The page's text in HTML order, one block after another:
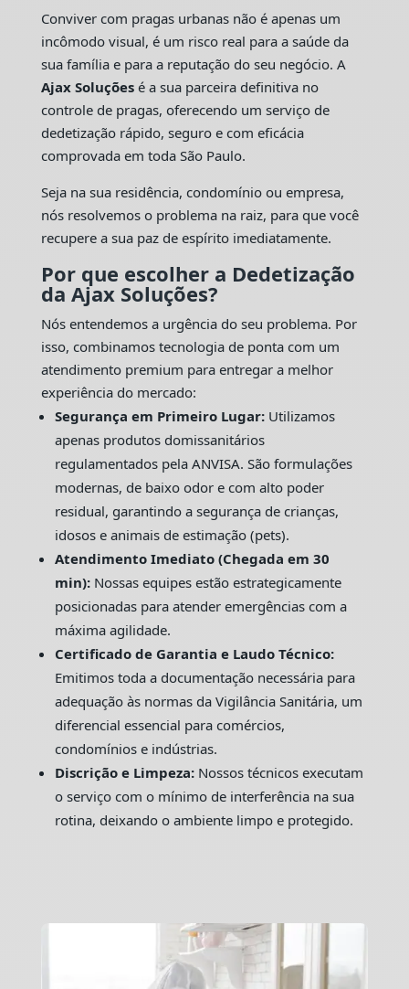
Conviver com pragas urbanas não é apenas um
incômodo visual, é um risco real para a saúde da
sua família e para a reputação do seu negócio. A
Ajax Soluçõesé a sua parceira definitiva no
controle de pragas, oferecendo um serviço de
dedetização rápido, seguro e com eficácia
comprovada em toda São Paulo.
Seja na sua residência, condomínio ou empresa,
nós resolvemos o problema na raiz, para que você
recupere a sua paz de espírito imediatamente.
Por que escolher a Dedetização
da Ajax Soluções?
Nós entendemos a urgência do seu problema. Por
isso, combinamos tecnologia de ponta com um
atendimento premium para entregar a melhor
experiência do mercado:
Segurança em Primeiro Lugar:Utilizamos
apenas produtos domissanitários
regulamentados pela ANVISA. São formulações
modernas, de baixo odor e com alto poder
residual, garantindo a segurança de crianças,
idosos e animais de estimação (pets).
Atendimento Imediato (Chegada em 30
min):Nossas equipes estão estrategicamente
posicionadas para atender emergências com a
máxima agilidade.
Certificado de Garantia e Laudo Técnico:
Emitimos toda a documentação necessária para
adequação às normas da Vigilância Sanitária, um
diferencial essencial para comércios,
condomínios e indústrias.
Discrição e Limpeza:Nossos técnicos executam
o serviço com o mínimo de interferência na sua
rotina, deixando o ambiente limpo e protegido.